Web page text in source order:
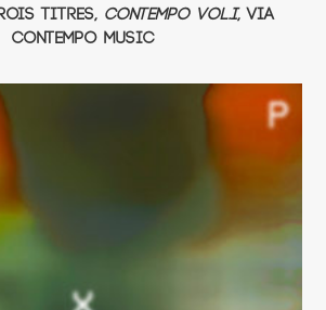
titres, Contempo Vol.I, via
Contempo Music